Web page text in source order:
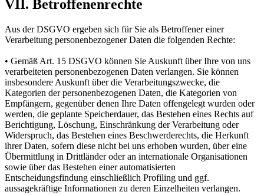
VII. Betroffenenrechte
Aus der DSGVO ergeben sich für Sie als Betroffener einer
Verarbeitung personenbezogener Daten die folgenden Rechte:
• Gemäß Art. 15 DSGVO können Sie Auskunft über Ihre von uns
verarbeiteten personenbezogenen Daten verlangen. Sie können
insbesondere Auskunft über die Verarbeitungszwecke, die
Kategorien der personenbezogenen Daten, die Kategorien von
Empfängern, gegenüber denen Ihre Daten offengelegt wurden oder
werden, die geplante Speicherdauer, das Bestehen eines Rechts auf
Berichtigung, Löschung, Einschränkung der Verarbeitung oder
Widerspruch, das Bestehen eines Beschwerderechts, die Herkunft
ihrer Daten, sofern diese nicht bei uns erhoben wurden, über eine
Übermittlung in Drittländer oder an internationale Organisationen
sowie über das Bestehen einer automatisierten
Entscheidungsfindung einschließlich Profiling und ggf.
aussagekräftige Informationen zu deren Einzelheiten verlangen.